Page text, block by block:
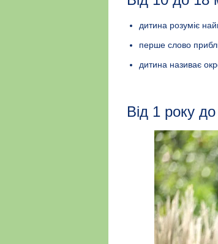
дитина розуміє
перше слово
дитина називає
Від 1 року до